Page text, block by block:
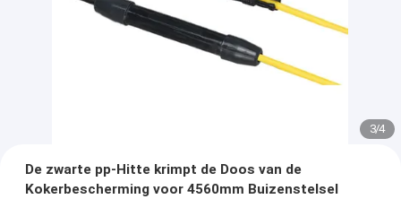
3/4
De zwarte pp-Hitte krimpt de Doos van de
Kokerbescherming voor 4560mm Buizenstelsel